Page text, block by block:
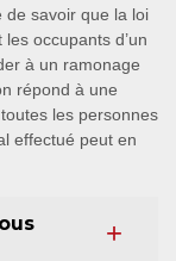
de savoir que la loi
occupants d’un
à un ramonage
répond à une
les personnes
effectué peut en